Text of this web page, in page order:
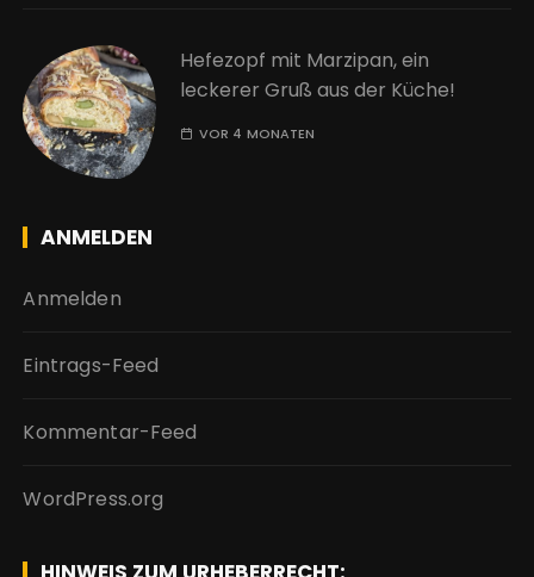
Hefezopf mit Marzipan, ein
leckerer Gruß aus der Küche!
VOR 4 MONATEN
ANMELDEN
Anmelden
Eintrags-Feed
Kommentar-Feed
WordPress.org